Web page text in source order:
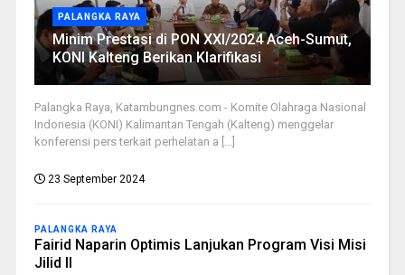
PALANGKA RAYA
Minim Prestasi di PON XXI/2024 Aceh-Sumut,
KONI Kalteng Berikan Klarifikasi
Palangka Raya, Katambungnes.com - Komite Olahraga Nasional
Indonesia (KONI) Kalimantan Tengah (Kalteng) menggelar
konferensi pers terkait perhelatan a [...]
23 September 2024
PALANGKA RAYA
Fairid Naparin Optimis Lanjukan Program Visi Misi
Jilid II